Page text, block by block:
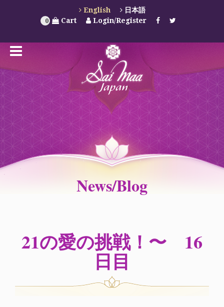
English 日本語
0 Cart Login/Register
News/Blog
21の愛の挑戦！〜 16
日目